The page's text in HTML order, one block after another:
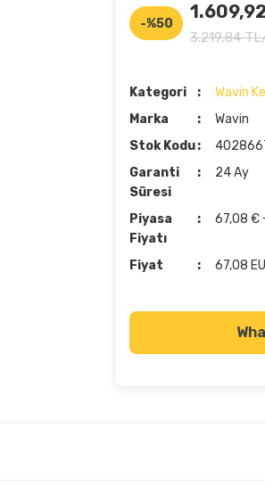
-%50
3.219,84
Kategori
Wavin
Marka
Wavin
Stok Kodu
Garanti
Süresi
24 Ay
Piyasa
Fiyatı
67,08 €
Fiyat 67,08